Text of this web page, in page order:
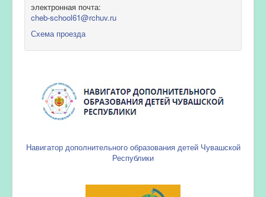
электронная почта:
cheb-school61@rchuv.ru
Схема проезда
Навигатор дополнительного образования детей Чувашской
Республики